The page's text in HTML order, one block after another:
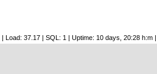
| Load: 37.17 | SQL: 1 | Uptime: 10 days, 20:28